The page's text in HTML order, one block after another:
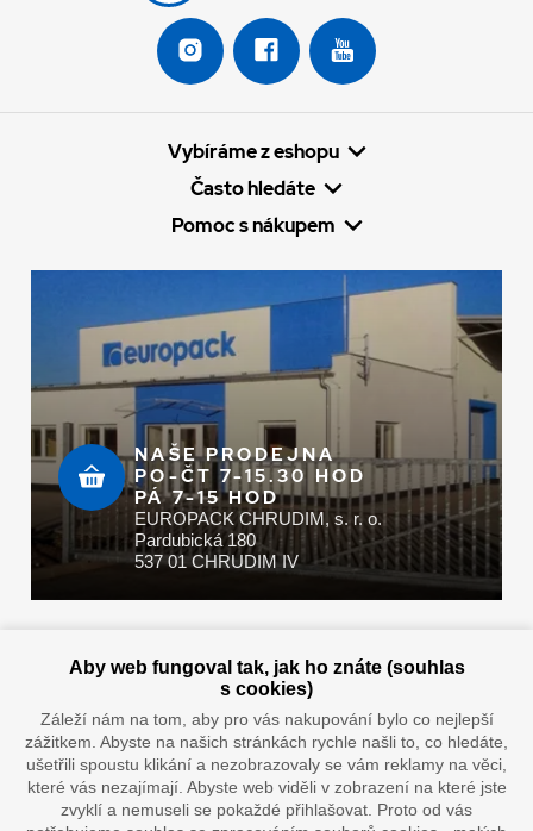
Vybíráme z eshopu
Často hledáte
Pomoc s nákupem
NAŠE PRODEJNA
PO-ČT 7-15.30 HOD
PÁ 7-15 HOD
EUROPACK CHRUDIM, s. r. o.
Pardubická 180
537 01 CHRUDIM IV
Doprava vaším oblíbeným dopravcem
Aby web fungoval tak, jak ho znáte (souhlas
s cookies)
Záleží nám na tom, aby pro vás nakupování bylo co nejlepší
zážitkem. Abyste na našich stránkách rychle našli to, co hledáte,
ušetřili spoustu klikání a nezobrazovaly se vám reklamy na věci,
které vás nezajímají. Abyste web viděli v zobrazení na které jste
zvyklí a nemuseli se pokaždé přihlašovat. Proto od vás